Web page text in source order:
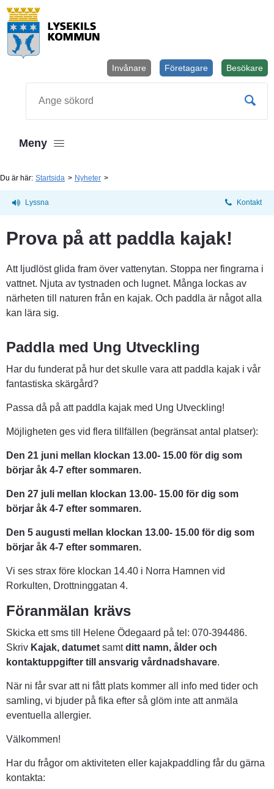
Besökare
Företagare
Invånare
Meny
Du är här: Startsida Nyheter
Lyssna Kontakt
Prova på att paddla kajak!
Att ljudlöst glida fram över vattenytan. Stoppa ner fingrarna i
vattnet. Njuta av tystnaden och lugnet. Många lockas av
närheten till naturen från en kajak. Och paddla är något alla
kan lära sig.
Paddla med Ung Utveckling
Har du funderat på hur det skulle vara att paddla kajak i vår
fantastiska skärgård?
Passa då på att paddla kajak med Ung Utveckling!
Möjligheten ges vid flera tillfällen (begränsat antal platser):
Den 21 juni mellan klockan 13.00- 15.00 för dig som
börjar åk 4-7 efter sommaren.
Den 27 juli mellan klockan 13.00- 15.00 för dig som
börjar åk 4-7 efter sommaren.
Den 5 augusti mellan klockan 13.00- 15.00 för dig som
börjar åk 4-7 efter sommaren.
Vi ses strax före klockan 14.40 i Norra Hamnen vid
Rorkulten, Drottninggatan 4.
Föranmälan krävs
Skicka ett sms till Helene Ödegaard på tel: 070-394486.
Skriv Kajak, datumet samt ditt namn, ålder och
kontaktuppgifter till ansvarig vårdnadshavare.
När ni får svar att ni fått plats kommer all info med tider och
samling, vi bjuder på fika efter så glöm inte att anmäla
eventuella allergier.
Välkommen!
Har du frågor om aktiviteten eller kajakpaddling får du gärna
kontakta: